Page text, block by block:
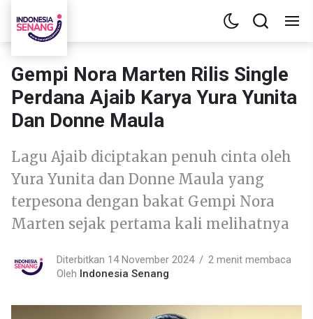
Gempi Nora Marten Rilis Single
Perdana Ajaib Karya Yura Yunita
Dan Donne Maula
Lagu Ajaib diciptakan penuh cinta oleh
Yura Yunita dan Donne Maula yang
terpesona dengan bakat Gempi Nora
Marten sejak pertama kali melihatnya
Diterbitkan 14 November 2024
2 menit membaca
Oleh Indonesia Senang